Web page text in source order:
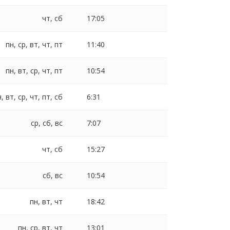
чт, сб 17:05
пн, ср, вт, чт, пт 11:40
пн, вт, ср, чт, пт 10:54
вт, ср, чт, пт, сб 6:31
ср, сб, вс 7:07
чт, сб 15:27
сб, вс 10:54
пн, вт, чт 18:42
пн, ср, вт, чт 13:01